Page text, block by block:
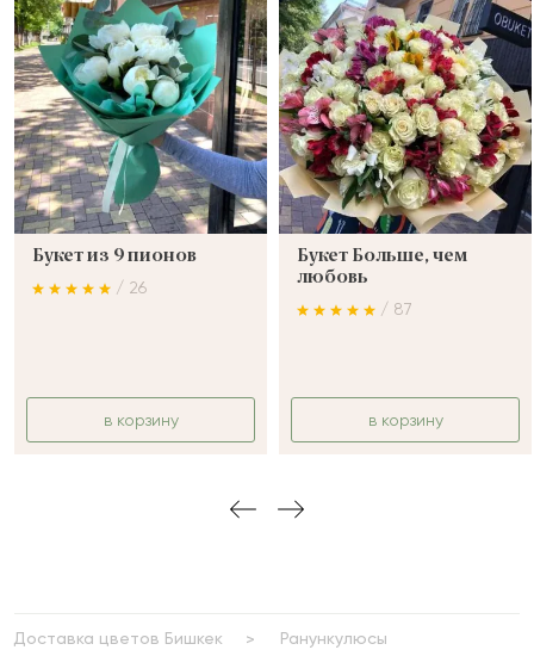
Букет из 9 пионов
/ 26
в корзину
Букет Больше, чем
любовь
/ 87
в корзину
Доставка цветов Бишкек
Ранункулюсы